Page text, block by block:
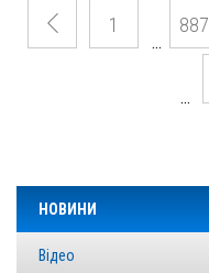
1
…
887
…
НОВИНИ
Відео